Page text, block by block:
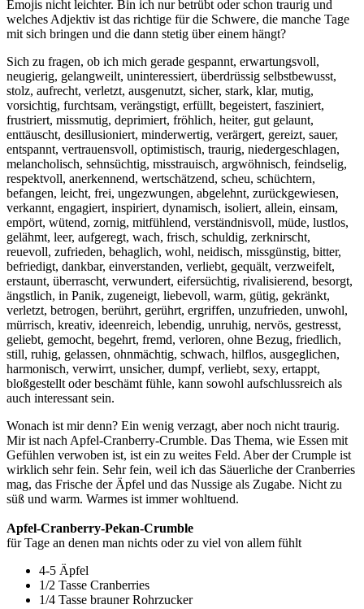
Emojis nicht leichter. Bin ich nur betrübt oder schon traurig und
welches Adjektiv ist das richtige für die Schwere, die manche Tage
mit sich bringen und die dann stetig über einem hängt?
Sich zu fragen, ob ich mich gerade gespannt, erwartungsvoll,
neugierig, gelangweilt, uninteressiert, überdrüssig selbstbewusst,
stolz, aufrecht, verletzt, ausgenutzt, sicher, stark, klar, mutig,
vorsichtig, furchtsam, verängstigt, erfüllt, begeistert, fasziniert,
frustriert, missmutig, deprimiert, fröhlich, heiter, gut gelaunt,
enttäuscht, desillusioniert, minderwertig, verärgert, gereizt, sauer,
entspannt, vertrauensvoll, optimistisch, traurig, niedergeschlagen,
melancholisch, sehnsüchtig, misstrauisch, argwöhnisch, feindselig,
respektvoll, anerkennend, wertschätzend, scheu, schüchtern,
befangen, leicht, frei, ungezwungen, abgelehnt, zurückgewiesen,
verkannt, engagiert, inspiriert, dynamisch, isoliert, allein, einsam,
empört, wütend, zornig, mitfühlend, verständnisvoll, müde, lustlos,
gelähmt, leer, aufgeregt, wach, frisch, schuldig, zerknirscht,
reuevoll, zufrieden, behaglich, wohl, neidisch, missgünstig, bitter,
befriedigt, dankbar, einverstanden, verliebt, gequält, verzweifelt,
erstaunt, überrascht, verwundert, eifersüchtig, rivalisierend, besorgt,
ängstlich, in Panik, zugeneigt, liebevoll, warm, gütig, gekränkt,
verletzt, betrogen, berührt, gerührt, ergriffen, unzufrieden, unwohl,
mürrisch, kreativ, ideenreich, lebendig, unruhig, nervös, gestresst,
geliebt, gemocht, begehrt, fremd, verloren, ohne Bezug, friedlich,
still, ruhig, gelassen, ohnmächtig, schwach, hilflos, ausgeglichen,
harmonisch, verwirrt, unsicher, dumpf, verliebt, sexy, ertappt,
bloßgestellt oder beschämt fühle, kann sowohl aufschlussreich als
auch interessant sein.
Wonach ist mir denn? Ein wenig verzagt, aber noch nicht traurig.
Mir ist nach Apfel-Cranberry-Crumble. Das Thema, wie Essen mit
Gefühlen verwoben ist, ist ein zu weites Feld. Aber der Crumple ist
wirklich sehr fein. Sehr fein, weil ich das Säuerliche der Cranberries
mag, das Frische der Äpfel und das Nussige als Zugabe. Nicht zu
süß und warm. Warmes ist immer wohltuend.
Apfel-Cranberry-Pekan-Crumble
für Tage an denen man nichts oder zu viel von allem fühlt
4-5 Äpfel
1/2 Tasse Cranberries
1/4 Tasse brauner Rohrzucker